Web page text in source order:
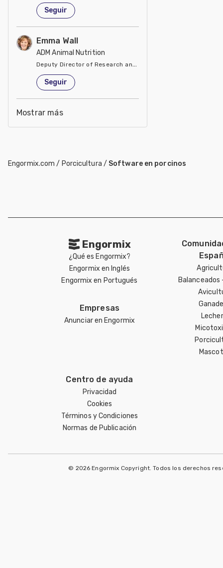
Estados Unidos de América
Seguir
Emma Wall
ADM Animal Nutrition
Deputy Director of Research and Development
Estados Unidos de América
Seguir
Mostrar más
Engormix.com / Porcicultura / Software en porcinos
Engormix
¿Qué es Engormix?
Engormix en Inglés
Engormix en Portugués
Empresas
Anunciar en Engormix
Balanceados
Centro de ayuda
Privacidad
Cookies
Términos y Condiciones
Normas de Publicación
© 2026 Engormix Copyright. Todos los derechos